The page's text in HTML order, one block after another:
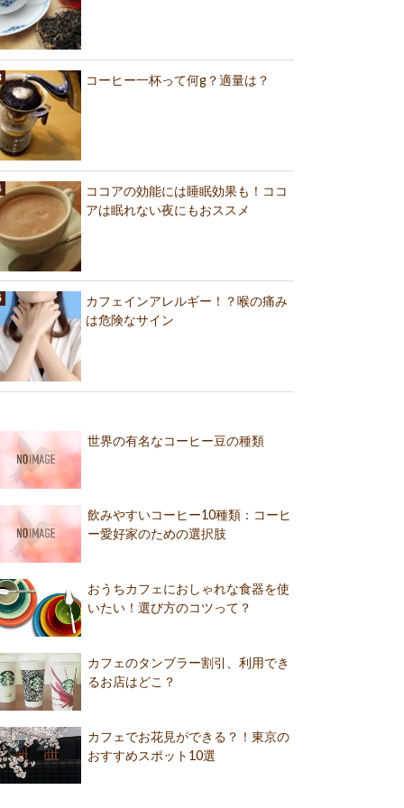
コーヒー一杯って何g？適量は？
ココアの効能には睡眠効果も！ココ
アは眠れない夜にもおススメ
カフェインアレルギー！？喉の痛み
は危険なサイン
世界の有名なコーヒー豆の種類
飲みやすいコーヒー10種類：コーヒ
ー愛好家のための選択肢
おうちカフェにおしゃれな食器を使
いたい！選び方のコツって？
カフェのタンブラー割引、利用でき
るお店はどこ？
カフェでお花見ができる？！東京の
おすすめスポット10選